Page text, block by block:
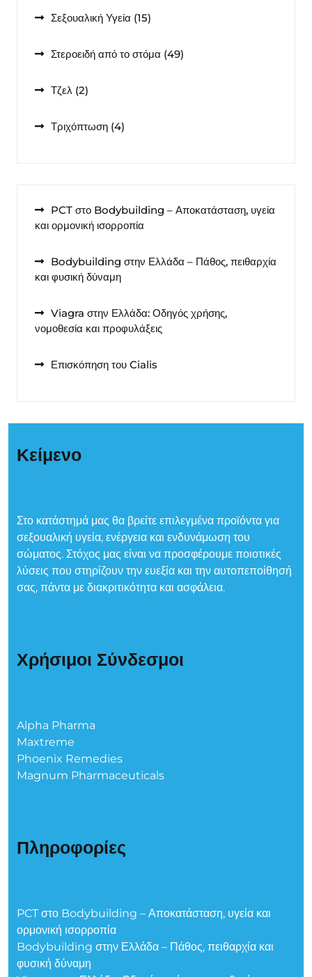
Σεξουαλική Υγεία 1515
Στεροειδή από το στόμα 4949
Τζελ 22
Τριχόπτωση 44
PCT στο Bodybuilding – Αποκατάσταση, υγεία
και ορμονική ισορροπία
Bodybuilding στην Ελλάδα – Πάθος, πειθαρχία
και φυσική δύναμη
Viagra στην Ελλάδα: Οδηγός χρήσης,
νομοθεσία και προφυλάξεις
Επισκόπηση του Cialis
Κείμενο
Στο κατάστημά μας θα βρείτε επιλεγμένα προϊόντα για
σεξουαλική υγεία, ενέργεια και ενδυνάμωση του
σώματος. Στόχος μας είναι να προσφέρουμε ποιοτικές
λύσεις που στηρίζουν την ευεξία και την αυτοπεποίθησή
σας, πάντα με διακριτικότητα και ασφάλεια.
Χρήσιμοι Σύνδεσμοι
Alpha Pharma
Maxtreme
Phoenix Remedies
Magnum Pharmaceuticals
Πληροφορίες
PCT στο Bodybuilding – Αποκατάσταση, υγεία και
ορμονική ισορροπία
Bodybuilding στην Ελλάδα – Πάθος, πειθαρχία και
φυσική δύναμη